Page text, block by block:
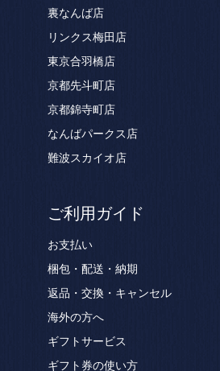
裏なんば店
リンクス梅田店
東京合羽橋店
京都先斗町店
京都錦寺町店
なんばパークス店
難波スカイオ店
ご利用ガイド
お支払い
梱包・配送・納期
返品・交換・キャンセル
海外の方へ
ギフトサービス
ギフト券の使い方